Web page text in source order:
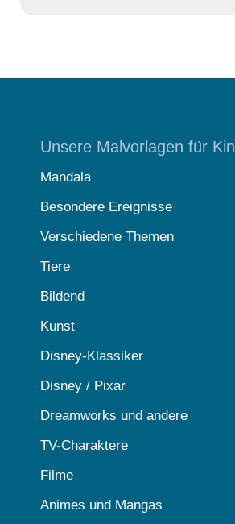
Unsere Malvorlagen für
Mandala
Besondere Ereignisse
Verschiedene Themen
Tiere
Bildend
Kunst
Disney-Klassiker
Disney / Pixar
Dreamworks und andere
TV-Charaktere
Filme
Animes und Mangas